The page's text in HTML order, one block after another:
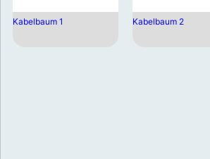
Kabelbaum 1 Kabelbaum 2